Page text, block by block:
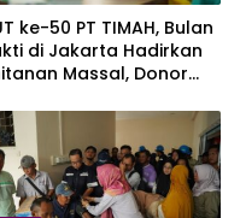
ke-50 PT TIMAH, Bulan
di Jakarta Hadirkan
Massal, Donor
Gratis